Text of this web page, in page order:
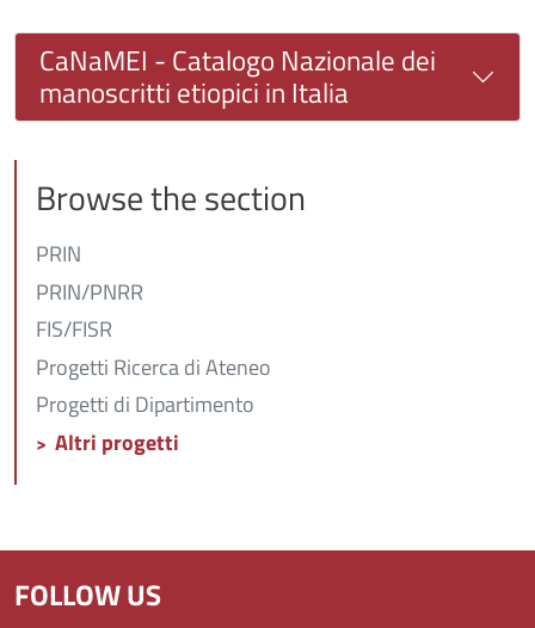
CaNaMEI - Catalogo Nazionale dei
manoscritti etiopici in Italia
Browse the section
PRIN
PRIN/PNRR
FIS/FISR
Progetti Ricerca di Ateneo
Progetti di Dipartimento
Altri progetti
FOLLOW US